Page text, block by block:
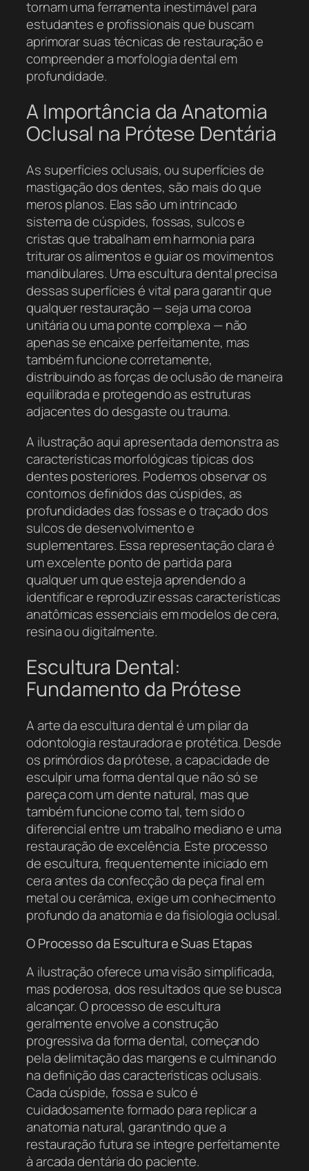
tornam uma ferramenta inestimável para
estudantes e profissionais que buscam
aprimorar suas técnicas de restauração e
compreender a morfologia dental em
profundidade.
A Importância da Anatomia
Oclusal na Prótese Dentária
As superfícies oclusais, ou superfícies de
mastigação dos dentes, são mais do que
meros planos. Elas são um intrincado
sistema de cúspides, fossas, sulcos e
cristas que trabalham em harmonia para
triturar os alimentos e guiar os movimentos
mandibulares. Uma escultura dental precisa
dessas superfícies é vital para garantir que
qualquer restauração — seja uma coroa
unitária ou uma ponte complexa — não
apenas se encaixe perfeitamente, mas
também funcione corretamente,
distribuindo as forças de oclusão de maneira
equilibrada e protegendo as estruturas
adjacentes do desgaste ou trauma.
A ilustração aqui apresentada demonstra as
características morfológicas típicas dos
dentes posteriores. Podemos observar os
contornos definidos das cúspides, as
profundidades das fossas e o traçado dos
sulcos de desenvolvimento e
suplementares. Essa representação clara é
um excelente ponto de partida para
qualquer um que esteja aprendendo a
identificar e reproduzir essas características
anatômicas essenciais em modelos de cera,
resina ou digitalmente.
Escultura Dental:
Fundamento da Prótese
A arte da escultura dental é um pilar da
odontologia restauradora e protética. Desde
os primórdios da prótese, a capacidade de
esculpir uma forma dental que não só se
pareça com um dente natural, mas que
também funcione como tal, tem sido o
diferencial entre um trabalho mediano e uma
restauração de excelência. Este processo
de escultura, frequentemente iniciado em
cera antes da confecção da peça final em
metal ou cerâmica, exige um conhecimento
profundo da anatomia e da fisiologia oclusal.
O Processo da Escultura e Suas Etapas
A ilustração oferece uma visão simplificada,
mas poderosa, dos resultados que se busca
alcançar. O processo de escultura
geralmente envolve a construção
progressiva da forma dental, começando
pela delimitação das margens e culminando
na definição das características oclusais.
Cada cúspide, fossa e sulco é
cuidadosamente formado para replicar a
anatomia natural, garantindo que a
restauração futura se integre perfeitamente
à arcada dentária do paciente.